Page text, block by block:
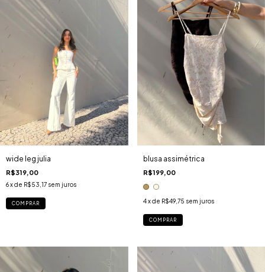
wide leg julia
R$319,00
6x de R$53,17 sem juros
COMPRAR
blusa assimétrica
R$199,00
4 x de R$49,75 sem juros
COMPRAR